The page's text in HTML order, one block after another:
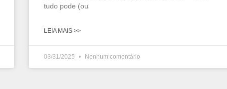
tudo pode (ou
LEIA MAIS >>
03/31/2025 Nenhum comentário